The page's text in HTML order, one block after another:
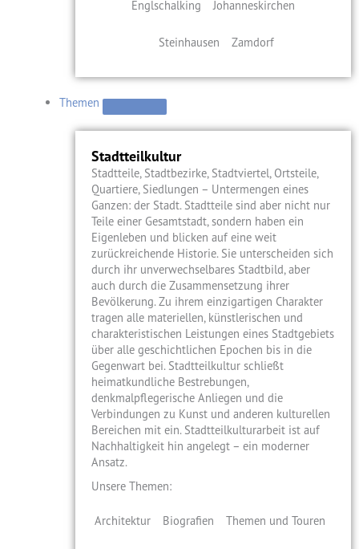
Englschalking Johanneskirchen
Steinhausen Zamdorf
Themen
Stadtteilkultur
Stadtteile, Stadtbezirke, Stadtviertel, Ortsteile,
Quartiere, Siedlungen – Untermengen eines
Ganzen: der Stadt. Stadtteile sind aber nicht nur
Teile einer Gesamtstadt, sondern haben ein
Eigenleben und blicken auf eine weit
zurückreichende Historie. Sie unterscheiden sich
durch ihr unverwechselbares Stadtbild, aber
auch durch die Zusammensetzung ihrer
Bevölkerung. Zu ihrem einzigartigen Charakter
tragen alle materiellen, künstlerischen und
charakteristischen Leistungen eines Stadtgebiets
über alle geschichtlichen Epochen bis in die
Gegenwart bei. Stadtteilkultur schließt
heimatkundliche Bestrebungen,
denkmalpflegerische Anliegen und die
Verbindungen zu Kunst und anderen kulturellen
Bereichen mit ein. Stadtteilkulturarbeit ist auf
Nachhaltigkeit hin angelegt – ein moderner
Ansatz.
Unsere Themen:
Architektur Biografien Themen und Touren